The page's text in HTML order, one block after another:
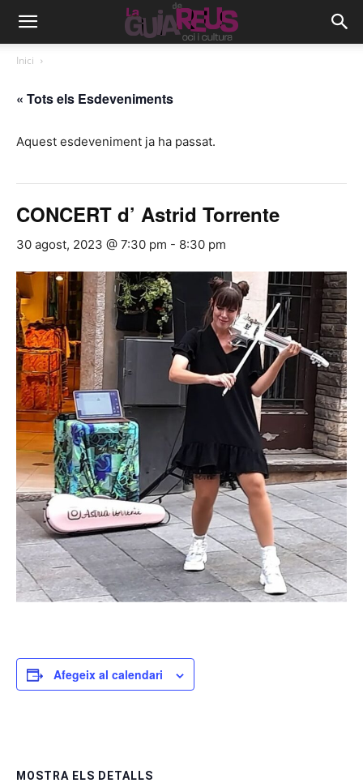
Inici
« Tots els Esdeveniments
Aquest esdeveniment ja ha passat.
CONCERT d’ Astrid Torrente
30 agost, 2023 @ 7:30 pm - 8:30 pm
Afegeix al calendari
MOSTRA ELS DETALLS